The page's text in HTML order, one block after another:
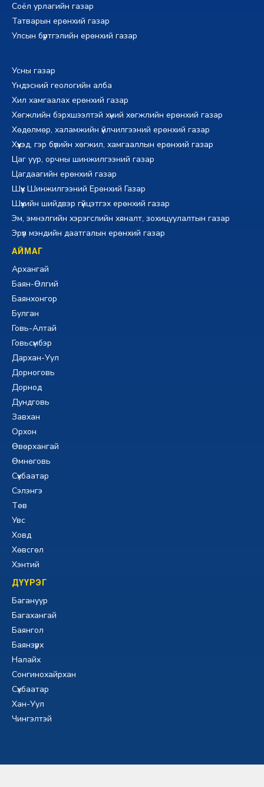
Соёл урлагийн газар
Татварын ерөнхий газар
Улсын бүртгэлийн ерөнхий газар
Усны газар
Үндэсний геологийн алба
Хил хамгаалах ерөнхий газар
Хөгжлийн бэрхшээлтэй хүний хөгжлийн ерөнхий газар
Хөдөлмөр, халамжийн үйлчилгээний ерөнхий газар
Хүүхэд, гэр бүлийн хөгжил, хамгааллын ерөнхий газар
Цаг уур, орчны шинжилгээний газар
Цагдаагийн ерөнхий газар
Шүүх Шинжилгээний Ерөнхий Газар
Шүүхийн шийдвэр гүйцэтгэх ерөнхий газар
Эм, эмнэлгийн хэрэгслийн хяналт, зохицуулалтын газар
Эрүүл мэндийн даатгалын ерөнхий газар
АЙМАГ
Архангай
Баян-Өлгий
Баянхонгор
Булган
Говь-Алтай
Говьсүмбэр
Дархан-Уул
Дорноговь
Дорнод
Дундговь
Завхан
Орхон
Өвөрхангай
Өмнөговь
Сүхбаатар
Сэлэнгэ
Төв
Увс
Ховд
Хөвсгөл
Хэнтий
ДҮҮРЭГ
Багануур
Багахангай
Баянгол
Баянзүрх
Налайх
Сонгинохайрхан
Сүхбаатар
Хан-Уул
Чингэлтэй